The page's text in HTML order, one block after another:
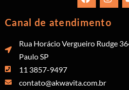
Canal de atendimento
Rua Horácio Vergueiro Rudge
Paulo SP
11 3857-9497
contato@akwavita.com.br